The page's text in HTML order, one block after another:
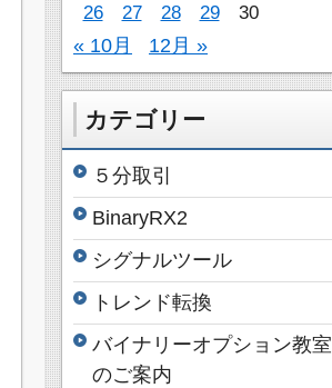
26
27 28 29 30
« 10月 12月 »
カテゴリー
５分取引
BinaryRX2
シグナルツール
トレンド転換
バイナリーオプション教室
のご案内